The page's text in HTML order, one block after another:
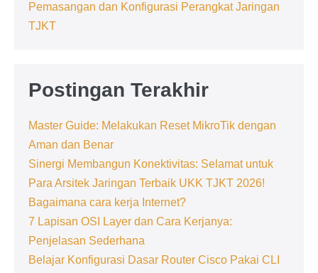
Pemasangan dan Konfigurasi Perangkat Jaringan
TJKT
Postingan Terakhir
Master Guide: Melakukan Reset MikroTik dengan
Aman dan Benar
Sinergi Membangun Konektivitas: Selamat untuk
Para Arsitek Jaringan Terbaik UKK TJKT 2026!
Bagaimana cara kerja Internet?
7 Lapisan OSI Layer dan Cara Kerjanya:
Penjelasan Sederhana
Belajar Konfigurasi Dasar Router Cisco Pakai CLI